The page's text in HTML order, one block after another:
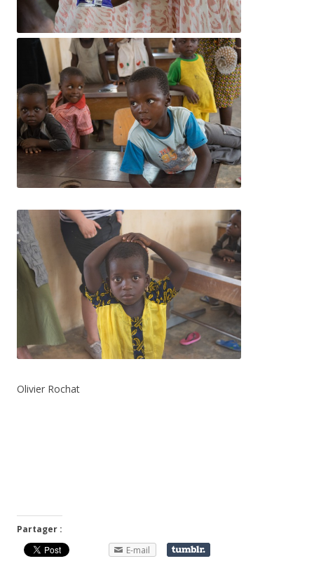
Olivier Rochat
Partager :
E-mail